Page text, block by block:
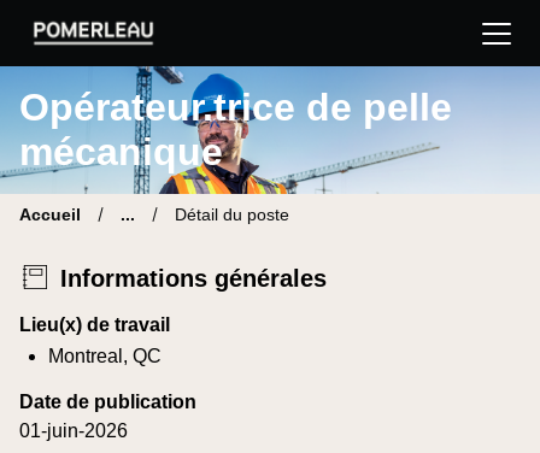
Pomerleau Site carrière | Trouve ton nouveau poste
Opérateur.trice de pelle
mécanique
Accueil ... Détail du poste
Informations générales
Lieu(x) de travail
Montreal, QC
Date de publication
01-juin-2026